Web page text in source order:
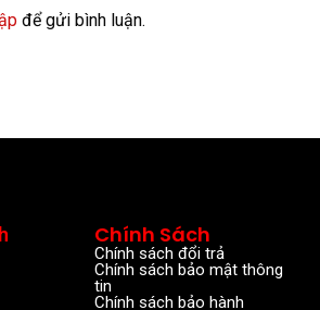
để gửi bình luận.
Chính Sách
Chính sách đổi trả
Chính sách bảo mật thông
tin
Chính sách bảo hành